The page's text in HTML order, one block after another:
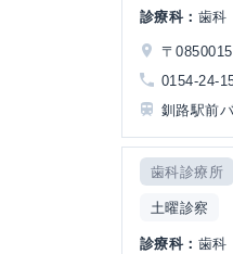
診療科： 歯科
〒
0154-24-
釧路駅前
歯科診療所
土曜診察
診療科： 歯科